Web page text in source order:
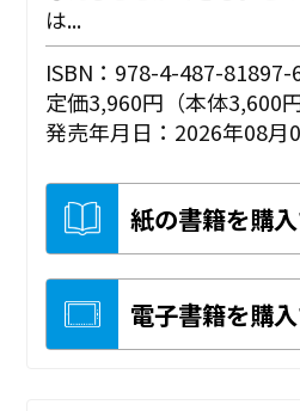
は...
ISBN：978-4-487-81897-
定価3,960円（本体3,600
発売年月日：2026年08月
紙の書籍を購
電子書籍を購